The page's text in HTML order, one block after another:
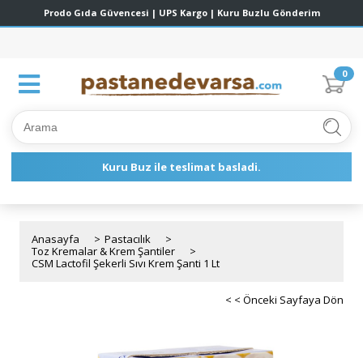
0
Anasayfa > Pastacılık
>
Toz Kremalar & Krem Şantiler
>
CSM Lactofil Şekerli Sıvı Krem Şanti 1 Lt
< < Önceki Sayfaya Dön